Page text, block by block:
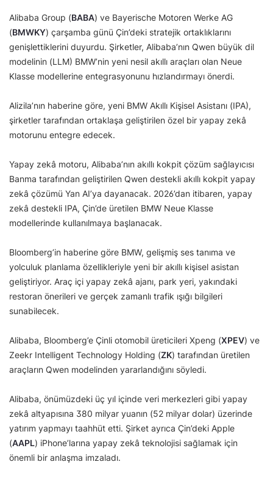
Alibaba Group (BABA) ve Bayerische Motoren Werke AG
(BMWKY) çarşamba günü Çin’deki stratejik ortaklıklarını
genişlettiklerini duyurdu. Şirketler, Alibaba’nın Qwen büyük dil
modelinin (LLM) BMW’nin yeni nesil akıllı araçları olan Neue
Klasse modellerine entegrasyonunu hızlandırmayı önerdi.
Alizila’nın haberine göre, yeni BMW Akıllı Kişisel Asistanı (IPA),
şirketler tarafından ortaklaşa geliştirilen özel bir yapay zekâ
motorunu entegre edecek.
Yapay zekâ motoru, Alibaba’nın akıllı kokpit çözüm sağlayıcısı
Banma tarafından geliştirilen Qwen destekli akıllı kokpit yapay
zekâ çözümü Yan AI’ya dayanacak. 2026’dan itibaren, yapay
zekâ destekli IPA, Çin’de üretilen BMW Neue Klasse
modellerinde kullanılmaya başlanacak.
Bloomberg’in haberine göre BMW, gelişmiş ses tanıma ve
yolculuk planlama özellikleriyle yeni bir akıllı kişisel asistan
geliştiriyor. Araç içi yapay zekâ ajanı, park yeri, yakındaki
restoran önerileri ve gerçek zamanlı trafik ışığı bilgileri
sunabilecek.
Alibaba, Bloomberg’e Çinli otomobil üreticileri Xpeng (XPEV) ve
Zeekr Intelligent Technology Holding (ZK) tarafından üretilen
araçların Qwen modelinden yararlandığını söyledi.
Alibaba, önümüzdeki üç yıl içinde veri merkezleri gibi yapay
zekâ altyapısına 380 milyar yuanın (52 milyar dolar) üzerinde
yatırım yapmayı taahhüt etti. Şirket ayrıca Çin’deki Apple
(AAPL) iPhone’larına yapay zekâ teknolojisi sağlamak için
önemli bir anlaşma imzaladı.